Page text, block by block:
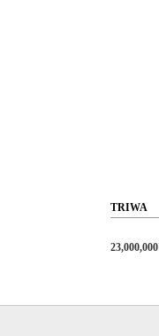
TRIWA
23,000,000